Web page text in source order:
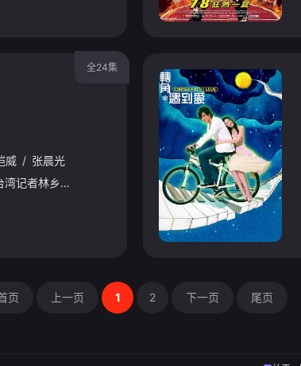
全24集
威 / 张晨光
故事发生在解放战争后期，台湾记者林乡（刘恺威饰）在上海结识乔雁清（戴君竹饰），很快陷入热恋之中。这一情景被富家公子唐浩仪（林佑威饰）看在眼里，他妒火中烧。林母病重的消息传到上海，林乡焦急万分，而此
页 上一页 1 2 下一页 尾页